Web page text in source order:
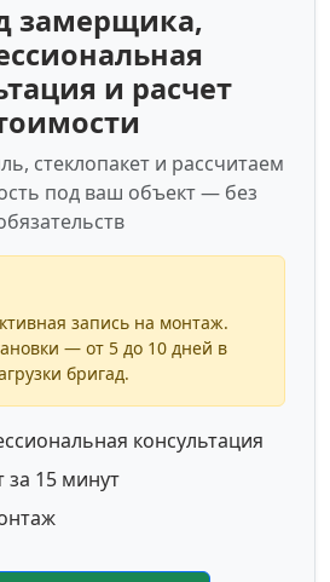
замерщика,
и расчет
стеклопакет и рассчитаем
под ваш объект — без
запись на монтаж.
— от 5 до 10 дней в
бригад.
консультация
15 минут